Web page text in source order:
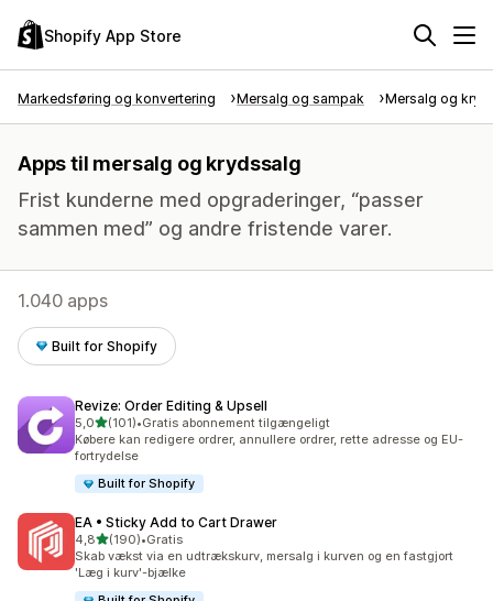
Shopify App Store
Markedsføring og konvertering Mersalg og sampak Mersalg og
Apps til mersalg og krydssalg
Frist kunderne med opgraderinger, “passer
sammen med” og andre fristende varer.
1.040 apps
Built for Shopify
Revize: Order Editing & Upsell
5,0ud af 5 stjerner
(101)
101 anmeldelser i alt
•Gratis abonnement tilgængeligt
Købere kan redigere ordrer, annullere ordrer, rette adresse og EU-
fortrydelse
Built for Shopify
EA • Sticky Add to Cart Drawer
4,8ud af 5 stjerner
(190)
190 anmeldelser i alt
•Gratis
Skab vækst via en udtrækskurv, mersalg i kurven og en fastgjort
'Læg i kurv'-bjælke